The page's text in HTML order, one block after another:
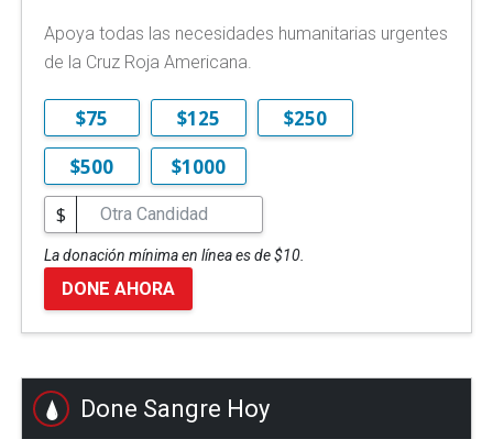
Apoya todas las necesidades humanitarias urgentes
de la Cruz Roja Americana.
$75 $125
$250
$500
$1000
$
La donación mínima en línea es de $10.
DONE AHORA
Done Sangre Hoy